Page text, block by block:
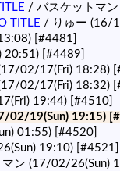
/ バスケットマ
TITLE / りゅー (16/
[#4481]
20:51) [#4489]
02/17(Fri) 18:28)
02/17(Fri) 18:32)
19:44) [#4510]
02/19(Sun) 19:15)
01:55) [#4520]
19:10) [#4521]
マン (17/02/26(Sun)